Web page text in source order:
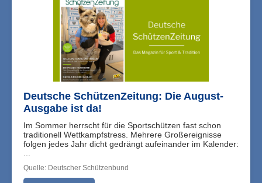
Deutsche SchützenZeitung: Die August-
Ausgabe ist da!
Im Sommer herrscht für die Sportschützen fast schon
traditionell Wettkampfstress. Mehrere Großereignisse
folgen jedes Jahr dicht gedrängt aufeinander im Kalender:
Quelle: Deutscher Schützenbund